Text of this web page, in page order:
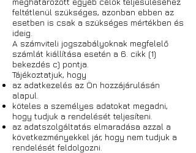
feltétlenül szükséges, azonban ebben az
esetben is csak a szükséges mértékben és
ideig.
A számviteli jogszabályoknak megfelelő
számlát kiállítása esetén a 6. cikk (1)
bekezdés c) pontja.
Tájékoztatjuk, hogy
az adatkezelés az Ön hozzájárulásán
alapul.
köteles a személyes adatokat megadni,
hogy tudjuk a rendelését teljesíteni.
az adatszolgáltatás elmaradása azzal a
következményekkel jár, hogy nem tudjuk a
rendelését feldolgozni.